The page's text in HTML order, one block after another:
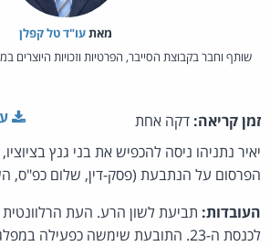
מאת‏עו"ד טל קפלן
שותף וחבר בקבוצת הסייבר, הפרטיות וזכויות היוצרים
זמן קריאה: דקה אחת
יאיר נתניהו ניסה להכפיש את בני גנץ
הפרסום על הנתבעת (פסק-דין, שלום כפ"ס,
העובדות: תביעת לשון הרע. העת
לכנסת ה-23. התובעת שימשה כפעילה